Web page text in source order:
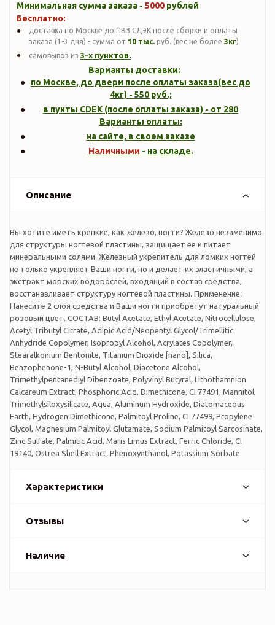
Минимальная сумма заказа - 5000 рублей
Бесплатно:
доставка по Москве до ПВЗ СДЭК после сборки и оплаты
заказа (1-3 дня) - сумма от 10 тыс. руб. (вес не более 3кг)
самовывоз из 3-х пунктов.
Варианты доставки:
по Москве, до двери после оплаты заказа(вес до
4кг) - 550руб.;
в пунты CDEK (после оплаты заказа) - от 280
Варианты оплаты:
на сайте, в своем заказе
Наличными - на складе.
Описание
Вы хотите иметь крепкие, как железо, ногти? Железо незаменимо
для структуры ногтевой пластины, защищает ее и питает
минеральными солями. Железный укрепитель для ломких ногтей
не только укрепляет Ваши ногти, но и делает их эластичными, а
экстракт морских водорослей, входящий в состав средства,
восстанавливает структуру ногтевой пластины. Применение:
Нанесите 2 слоя средства и Ваши ногти приобретут натуральный
розовый цвет. СОСТАВ: Butyl Acetate, Ethyl Acetate, Nitrocellulose,
Acetyl Tributyl Citrate, Adipic Acid/Neopentyl Glycol/Trimellitic
Anhydride Copolymer, Isopropyl Alcohol, Acrylates Copolymer,
Stearalkonium Bentonite, Titanium Dioxide [nano], Silica,
Benzophenone-1, N-Butyl Alcohol, Diacetone Alcohol,
Trimethylpentanediyl Dibenzoate, Polyvinyl Butyral, Lithothamnion
Calcareum Extract, Phosphoric Acid, Dimethicone, CI 77491, Mannitol,
Trimethylsiloxysilicate, Aqua, Aluminum Hydroxide, Diatomaceous
Earth, Hydrogen Dimethicone, Palmitoyl Proline, CI 77499, Propylene
Glycol, Magnesium Palmitoyl Glutamate, Sodium Palmitoyl Sarcosinate,
Zinc Sulfate, Palmitic Acid, Maris Limus Extract, Ferric Chloride, CI
19140, Ostrea Shell Extract, Phenoxyethanol, Potassium Sorbate
Характеристики
Отзывы
Наличие